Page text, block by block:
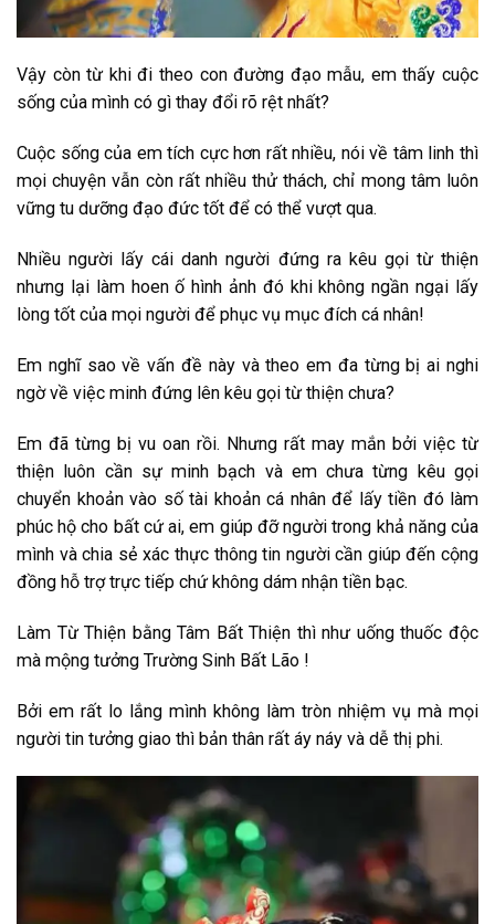
Vậy còn từ khi đi theo con đường đạo mẫu, em thấy cuộc
sống của mình có gì thay đổi rõ rệt nhất?
Cuộc sống của em tích cực hơn rất nhiều, nói về tâm linh thì
mọi chuyện vẫn còn rất nhiều thử thách, chỉ mong tâm luôn
vững tu dưỡng đạo đức tốt để có thể vượt qua.
Nhiều người lấy cái danh người đứng ra kêu gọi từ thiện
nhưng lại làm hoen ố hình ảnh đó khi không ngần ngại lấy
lòng tốt của mọi người để phục vụ mục đích cá nhân!
Em nghĩ sao về vấn đề này và theo em đa từng bị ai nghi
ngờ về việc minh đứng lên kêu gọi từ thiện chưa?
Em đã từng bị vu oan rồi. Nhưng rất may mắn bởi việc từ
thiện luôn cần sự minh bạch và em chưa từng kêu gọi
chuyển khoản vào số tài khoản cá nhân để lấy tiền đó làm
phúc hộ cho bất cứ ai, em giúp đỡ người trong khả năng của
mình và chia sẻ xác thực thông tin người cần giúp đến cộng
đồng hỗ trợ trực tiếp chứ không dám nhận tiền bạc.
Làm Từ Thiện bằng Tâm Bất Thiện thì như uống thuốc độc
mà mộng tưởng Trường Sinh Bất Lão !
Bởi em rất lo lắng mình không làm tròn nhiệm vụ mà mọi
người tin tưởng giao thì bản thân rất áy náy và dễ thị phi.